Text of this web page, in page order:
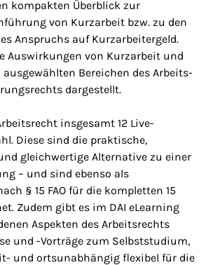
kompakten Überblick zur
von Kurzarbeit bzw. zu den
Anspruchs auf Kurzarbeitergeld.
Auswirkungen von Kurzarbeit und
Bereichen des Arbeits-
dargestellt.
insgesamt 12 Live-
Diese sind die praktische,
gleichwertige Alternative zu einer
– und sind ebenso als
§ 15 FAO für die kompletten 15
Zudem gibt es im DAI eLearning
Aspekten des Arbeitsrechts
und -Vorträge zum Selbststudium,
und ortsunabhängig flexibel für die